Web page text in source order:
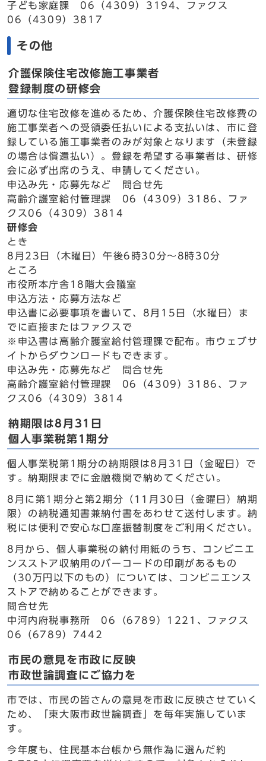
子ども家庭課 06（4309）3194、ファクス
06（4309）3817
その他
介護保険住宅改修施工事業者
登録制度の研修会
適切な住宅改修を進めるため、介護保険住宅改修費の
施工事業者への受領委任払いによる支払いは、市に登
録している施工事業者のみが対象となります（未登録
の場合は償還払い）。登録を希望する事業者は、研修
会に必ず出席のうえ、申請してください。
申込み先・応募先など 問合せ先
高齢介護室給付管理課 06（4309）3186、ファ
クス06（4309）3814
研修会
とき
8月23日（木曜日）午後6時30分～8時30分
ところ
市役所本庁舎18階大会議室
申込方法・応募方法など
申込書に必要事項を書いて、8月15日（水曜日）ま
でに直接またはファクスで
※申込書は高齢介護室給付管理課で配布。市ウェブサ
イトからダウンロードもできます。
申込み先・応募先など 問合せ先
高齢介護室給付管理課 06（4309）3186、ファ
クス06（4309）3814
納期限は8月31日
個人事業税第1期分
個人事業税第1期分の納期限は8月31日（金曜日）で
す。納期限までに金融機関で納めてください。
8月に第1期分と第2期分（11月30日（金曜日）納期
限）の納税通知書兼納付書をあわせて送付します。納
税には便利で安心な口座振替制度をご利用ください。
8月から、個人事業税の納付用紙のうち、コンビニエ
ンスストア収納用のバーコードの印刷があるもの
（30万円以下のもの）については、コンビニエンス
ストアで納めることができます。
問合せ先
中河内府税事務所 06（6789）1221、ファクス
06（6789）7442
市民の意見を市政に反映
市政世論調査にご協力を
市では、市民の皆さんの意見を市政に反映させていく
ため、「東大阪市政世論調査」を毎年実施していま
す。
今年度も、住民基本台帳から無作為に選んだ約